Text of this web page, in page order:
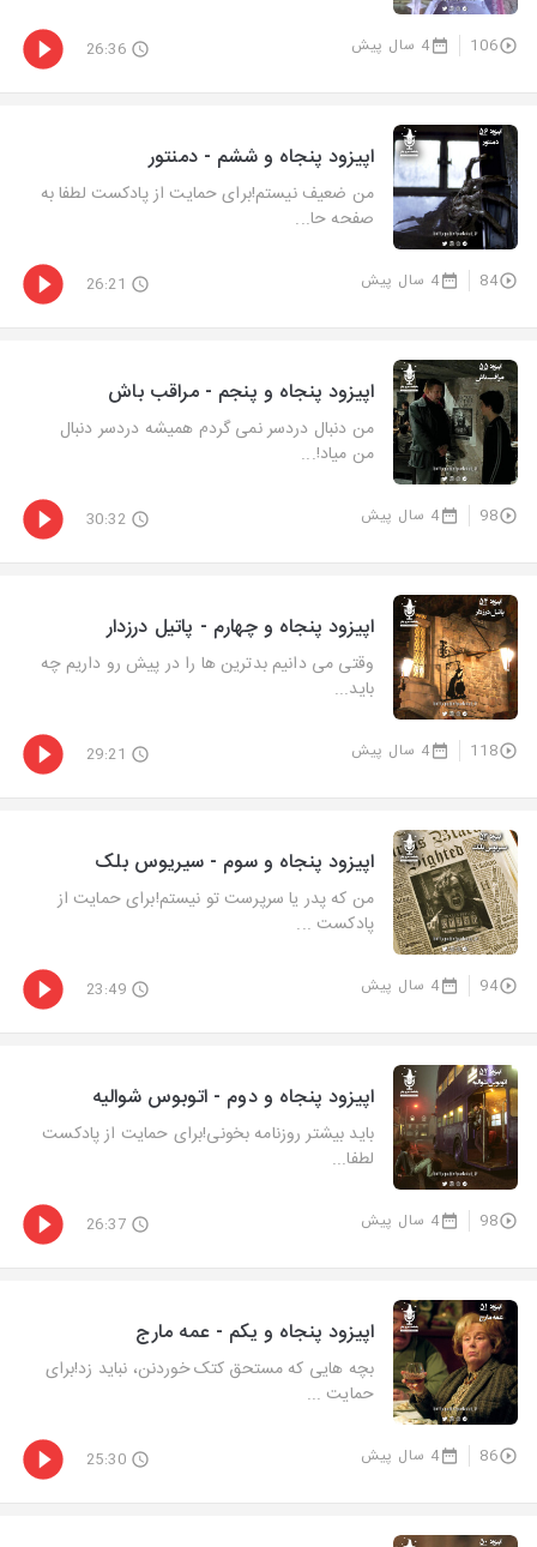
106 4 سال پیش 26:36
اپیزود پنجاه و ششم - دمنتور
من ضعیف نیستم!برای حمایت از پادکست لطفا به
صفحه حا...
84 4 سال پیش 26:21
اپیزود پنجاه و پنجم - مراقب باش
من دنبال دردسر نمی گردم همیشه دردسر دنبال
من میاد!...
98 4 سال پیش 30:32
اپیزود پنجاه و چهارم - پاتیل درزدار
وقتی می دانیم بدترین ها را در پیش رو داریم چه
باید...
118 4 سال پیش 29:21
اپیزود پنجاه و سوم - سیریوس بلک
من که پدر یا سرپرست تو نیستم!برای حمایت از
پادکست ...
94 4 سال پیش 23:49
اپیزود پنجاه و دوم - اتوبوس شوالیه
باید بیشتر روزنامه بخونی!برای حمایت از پادکست
لطفا...
98 4 سال پیش 26:37
اپیزود پنجاه و یکم - عمه مارج
بچه هایی که مستحق کتک خوردنن، نباید زد!برای
حمایت ...
86 4 سال پیش 25:30